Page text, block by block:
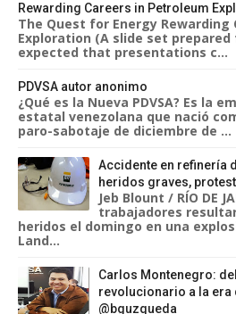
Rewarding Careers in Petroleum
The Quest for Energy Rewarding
Exploration (A slide set
expected that presentations c...
PDVSA autor anonimo
¿Qué es la Nueva PDVSA? Es la
estatal venezolana que nació
paro-sabotaje de diciembre de ...
Accidente en refinería
heridos graves,
Jeb Blount / RÍO DE
trabajadores
heridos el domingo en una
Land...
Carlos Montenegro:
revolucionario a la era
@bguzqueda